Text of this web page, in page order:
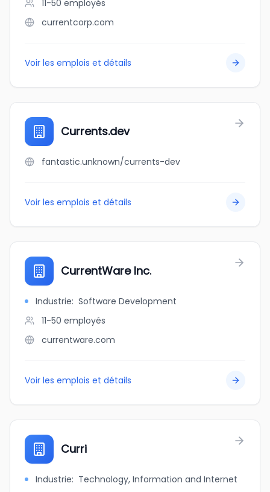
11-50 employés
currentcorp.com
Voir les emplois et détails
Currents.dev
fantastic.unknown/currents-dev
Voir les emplois et détails
CurrentWare Inc.
Industrie: Software Development
11-50 employés
currentware.com
Voir les emplois et détails
Curri
Industrie: Technology, Information and Internet